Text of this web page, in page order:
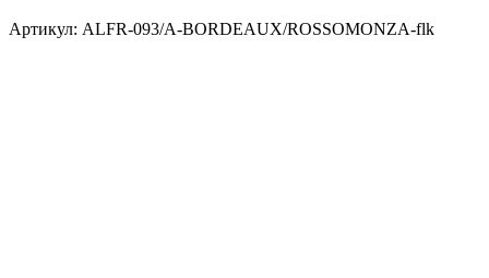
Артикул: ALFR-093/A-BORDEAUX/ROSSOMONZA-flk